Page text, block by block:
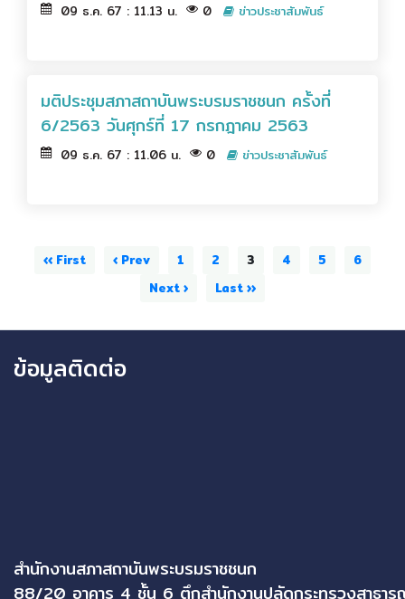
09 ธ.ค. 67 : 11.13 น. 0 ข่าวประชาสัมพันธ์
มติประชุมสภาสถาบันพระบรมราชชนก ครั้งที่
6/2563 วันศุกร์ที่ 17 กรกฎาคม 2563
09 ธ.ค. 67 : 11.06 น. 0 ข่าวประชาสัมพันธ์
‹‹ First ‹ Prev 1 2 3 4 5
6
Next ›
Last ››
ข้อมูลติดต่อ
สำนักงานสภาสถาบันพระบรมราชชนก
88/20 อาคาร 4 ชั้น 6 ตึกสำนักงานปลัดกระทรวงสาธา